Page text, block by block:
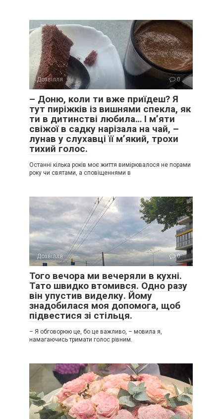
Дозвілля 0
– Доню, коли ти вже приїдеш? Я
тут пиріжків із вишнями спекла, як
ти в дитинстві любила… І м’яти
свіжої в садку нарізала на чай, –
лунав у слухавці її м’який, трохи
тихий голос.
Останні кілька років моє життя вимірювалося не порами
року чи святами, а сповіщеннями в
Дозвілля 0
Того вечора ми вечеряли в кухні.
Тато швидко втомився. Одно разу
він упустив виделку. Йому
знадобилася моя допомога, щоб
підвестися зі стільця.
– Я обговорюю це, бо це важливо, – мовила я,
намагаючись тримати голос рівним.